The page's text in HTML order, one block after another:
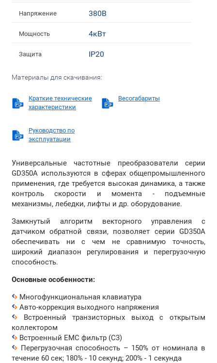
Напряжение 380В
Мощность 4кВт
Защита IP20
Материалы для скачивания:
Краткие технические
характеристики
Весогабариты
Руководство по
эксплуатации
Универсальные частотные преобразователи серии
GD350A используются в сферах общепромышленного
применения, где требуется высокая динамика, а также
контроль скорости и момента - подъемные
механизмы, лебедки, лифты и др. оборудование.
Замкнутый алгоритм векторного управления с
датчиком обратной связи, позволяет серии GD350A
обеспечивать ни с чем не сравнимую точность,
широкий диапазон регулирования и перегрузочную
способность.
Основные особенности:
Многофункциональная клавиатура
Авто-коррекция выходного напряжения
Встроенный транзисторных выход с открытым
коллектором
Встроенный EMC фильтр (C3)
Перегрузочная способность – 150% от номинала в
течение 60 сек; 180% - 10 секунд; 200% - 1 секунда